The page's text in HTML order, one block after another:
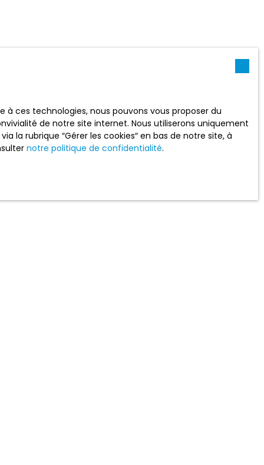
ces technologies, nous pouvons vous proposer du
de notre site internet. Nous utiliserons uniquement
la rubrique ″Gérer les cookies″ en bas de notre site, à
notre politique de confidentialité.